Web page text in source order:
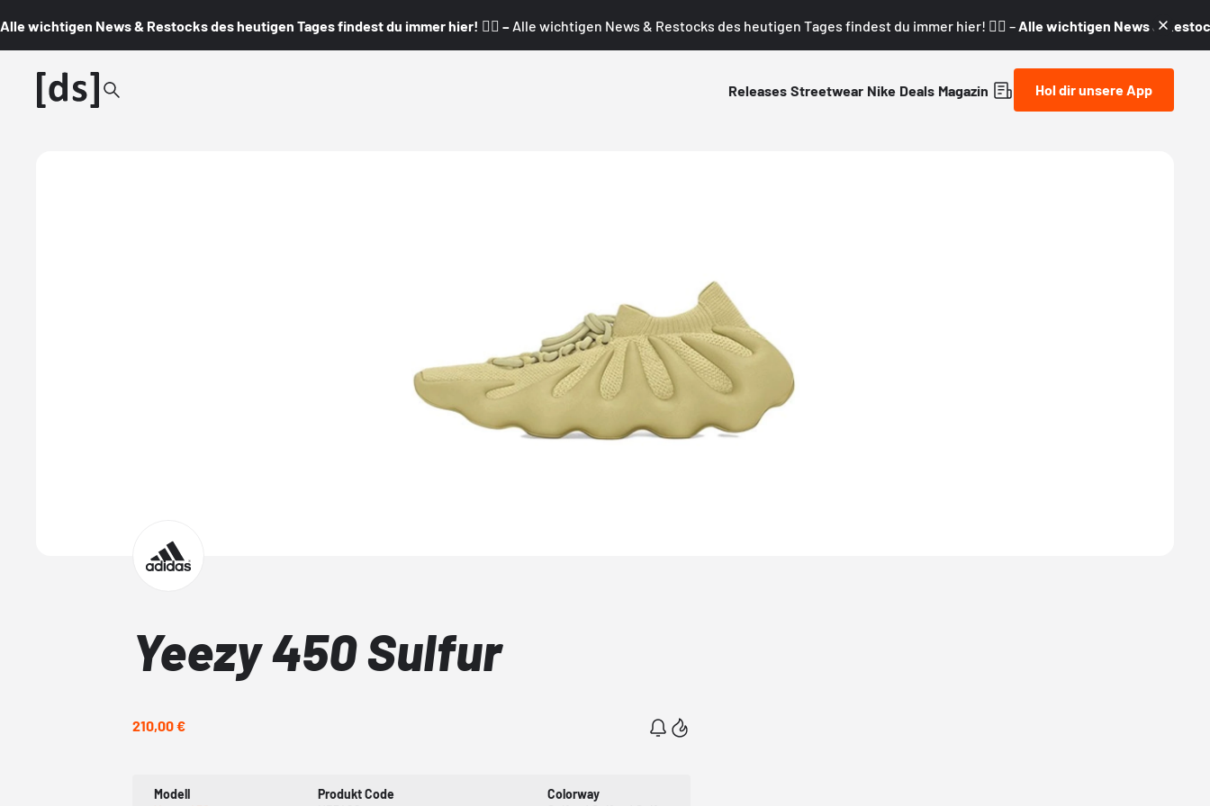
Alle wichtigen News & Restocks des heutigen Tages findest du immer hier! 👇🏼 – Alle wichtigen News & Restocks des heutigen Tages findest du immer hier! 👇🏼 – Alle wichtigen News &
Releases Streetwear Nike Deals Magazin Hol dir unsere App
Yeezy 450 Sulfur
210,00 €
Modell
Produkt Code
Colorway